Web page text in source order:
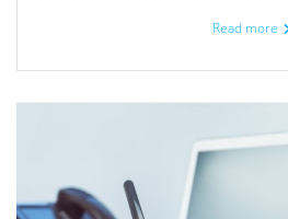
Read more